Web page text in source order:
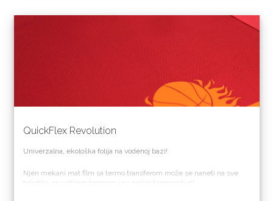
QuickFlex Revolution
Univerzalna, ekološka folija na vodenoj bazi!
Njen mekani mat film sa termo transferom može se naneti na sve
tekstile, sa velikom brzinom i na niskoj temperaturi!